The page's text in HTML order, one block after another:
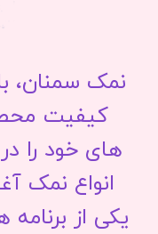
نمک سمنان،
کیفیت
های خود را
انواع نمک
یکی از